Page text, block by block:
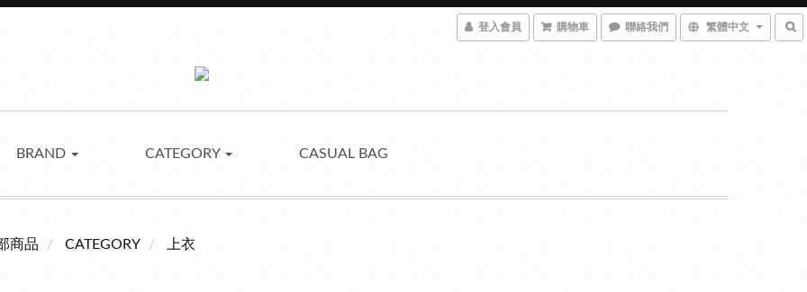
登入會員 購物車 聯絡我們 繁體中文
BRAND CATEGORY CASUAL BAG
商品 CATEGORY 上衣